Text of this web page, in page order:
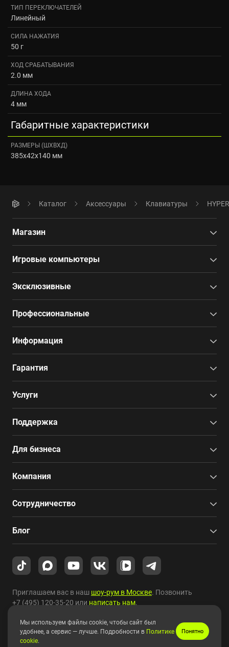
ТИП ПЕРЕКЛЮЧАТЕЛЕЙ
Линейный
СИЛА НАЖАТИЯ
50 г
ХОД СРАБАТЫВАНИЯ
2.0 мм
ДЛИНА ХОДА
4 мм
Габаритные характеристики
РАЗМЕРЫ (ШXВXД)
385x42x140 мм
Каталог Аксессуары Клавиатуры
Магазин
Игровые компьютеры
Эксклюзивные
Профессиональные
Информация
Гарантия
Услуги
Поддержка
Для бизнеса
Компания
Сотрудничество
Блог
Приглашаем вас в наш шоу-рум в Москве. Позвонить
+7 (495) 120-35-20 или написать нам.
Copyright © 2010-2026 HYPERPC.
Мы используем файлы cookie, чтобы сайт был
удобнее, а сервис — лучше. Подробности в Политике
cookie.
Понятно